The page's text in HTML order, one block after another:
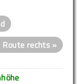
Route rechts »